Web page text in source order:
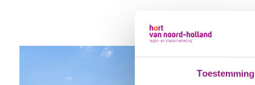
Toestemming